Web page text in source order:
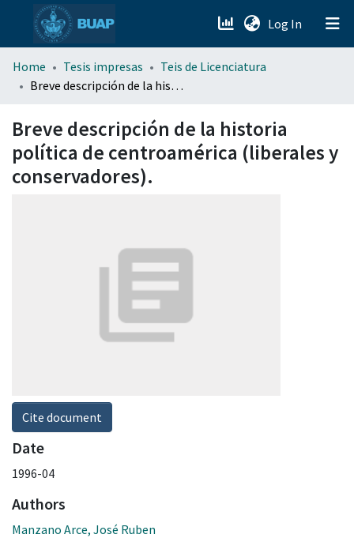
Log In (current)
menu.section.about_menu
Home Tesis impresas
Teis de Licenciatura
Breve descripción de la historia política de centroamérica (liberales y conservadores).
Breve descripción de la historia
política de centroamérica (liberales y
conservadores).
Cite document
Date
1996-04
Authors
Manzano Arce, José Ruben